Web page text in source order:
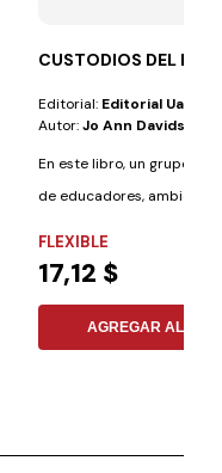
CUSTODIOS DEL
Editorial: Editorial Uap
Autor:Jo Ann Davidson
En este libro, un grupo
de educadores,
FLEXIBLE
17,12 $
AGREGAR AL